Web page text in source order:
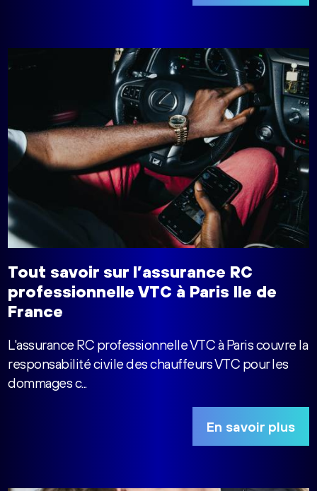
Tout savoir sur l’assurance RC
professionnelle VTC à Paris Ile de
France
L'assurance RC professionnelle VTC à Paris couvre la
responsabilité civile des chauffeurs VTC pour les
dommages c...
En savoir plus